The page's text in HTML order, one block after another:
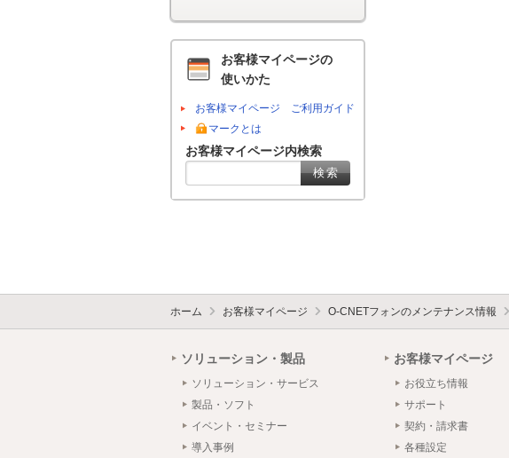
お客様マイページの
使いかた
お客様マイページ ご利用ガイド
マークとは
お客様マイページ内検索
ホーム お客様マイページ O-CNETフォンのメンテナンス情報
ソリューション・製品
ソリューション・サービス
製品・ソフト
イベント・セミナー
導入事例
お客様マイページ
お役立ち情報
サポート
契約・請求書
各種設定